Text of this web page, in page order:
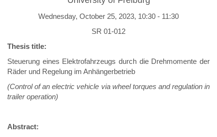
Wednesday, October 25, 2023, 10:30 - 11:30
SR 01-012
Thesis title:
Steuerung eines Elektrofahrzeugs durch die Drehmomente der
Räder und Regelung im Anhängerbetrieb
(Control of an electric vehicle via wheel torques and regulation in
trailer operation)
Abstract: